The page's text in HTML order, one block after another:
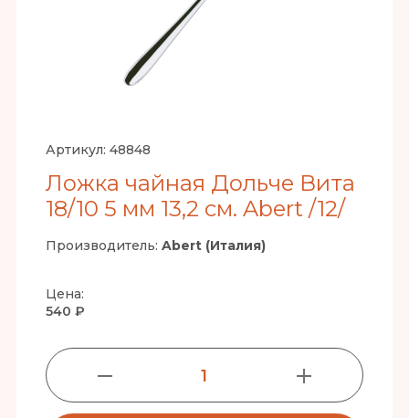
Артикул: 48848
Ложка чайная Дольче Вита
18/10 5 мм 13,2 см. Abert /12/
Производитель: Abert (Италия)
Цена:
540 ₽
1